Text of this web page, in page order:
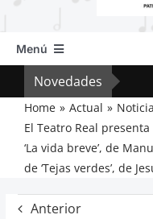
Menú
Inicio
Actual
Artículos
Entrevistas
Novedades
Home Actual
El Teatro Real
‘La vida breve’, de
de ‘Tejas verdes’, de
Anterior